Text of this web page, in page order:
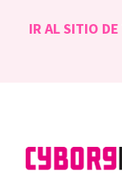
IR AL SITIO